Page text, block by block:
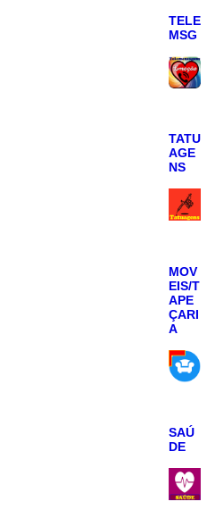
TELE
MSG
TATU
AGE
NS
MOV
EIS/T
APE
ÇARI
A
SAÚ
DE